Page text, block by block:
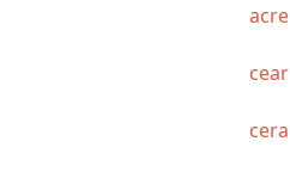
acre
cear
cera